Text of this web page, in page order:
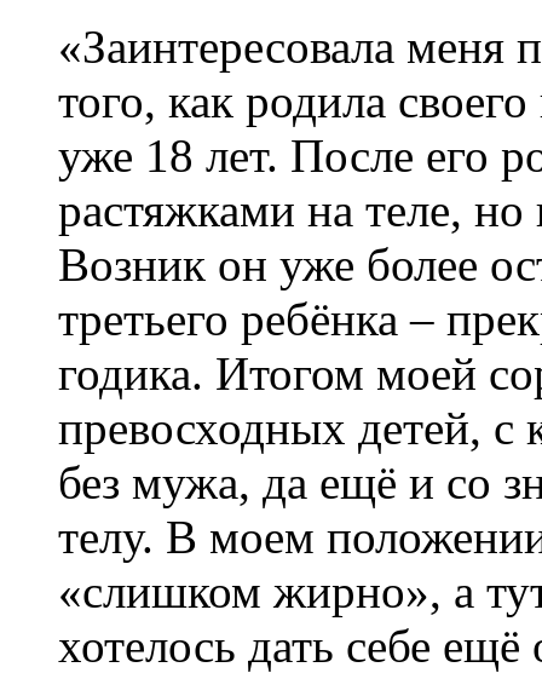
«Заинтересовала меня
того, как родила
уже 18 лет. После его
растяжками на теле, но
Возник он уже более
третьего ребёнка –
годика. Итогом моей
превосходных детей, с
без мужа, да ещё и со
телу. В моем
«слишком жирно», а
хотелось дать себе